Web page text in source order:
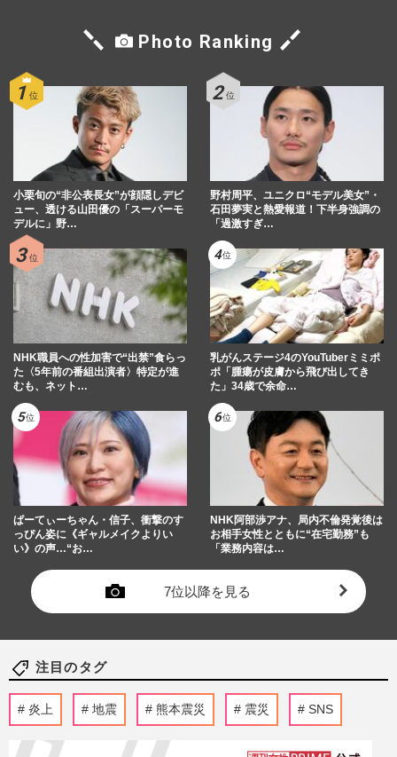
Photo Ranking
小栗旬の“非公表長女”が顔隠しデビ
ュー、透ける山田優の「スーパーモ
デルに」野…
野村周平、ユニクロ“モデル美女”・
石田夢実と熱愛報道！下半身強調の
「過激すぎ…
NHK職員への性加害で“出禁”食らっ
た〈5年前の番組出演者〉特定が進
むも、ネット…
乳がんステージ4のYouTuberミミポ
ポ「腫瘍が皮膚から飛び出してき
た」34歳で余命…
ぱーてぃーちゃん・信子、衝撃のす
っぴん姿に《ギャルメイクよりい
い》の声…“お…
NHK阿部渉アナ、局内不倫発覚後は
お相手女性とともに“在宅勤務”も
「業務内容は…
7位以降を見る
注目のタグ
炎上 地震 熊本震災 震災 SNS